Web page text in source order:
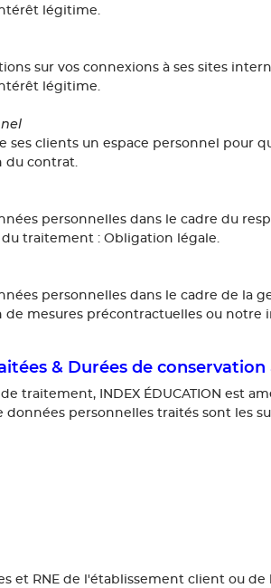
légitime.
sur vos connexions à ses sites
légitime.
ses clients un espace personnel
du contrat.
personnelles dans le cadre du
du traitement : Obligation légale.
personnelles dans le cadre de la
de mesures précontractuelles ou
& Durées de conservation
traitement, INDEX ÉDUCATION est
personnelles traités sont les
et RNE de l'établissement client ou de